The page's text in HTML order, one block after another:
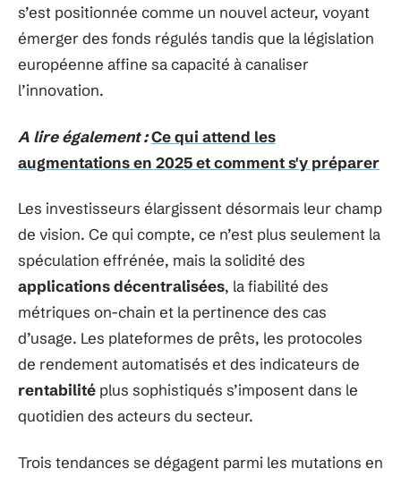
s’est positionnée comme un nouvel acteur, voyant
émerger des fonds régulés tandis que la législation
européenne affine sa capacité à canaliser
l’innovation.
A lire également :Ce qui attend les
augmentations en 2025 et comment s'y préparer
Les investisseurs élargissent désormais leur champ
de vision. Ce qui compte, ce n’est plus seulement la
spéculation effrénée, mais la solidité des
applications décentralisées, la fiabilité des
métriques on-chain et la pertinence des cas
d’usage. Les plateformes de prêts, les protocoles
de rendement automatisés et des indicateurs de
rentabilité plus sophistiqués s’imposent dans le
quotidien des acteurs du secteur.
Trois tendances se dégagent parmi les mutations en